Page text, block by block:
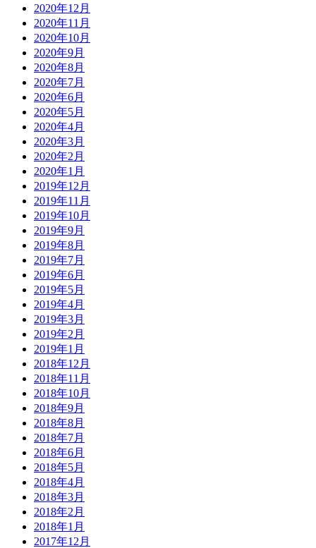
2020年12月
2020年11月
2020年10月
2020年9月
2020年8月
2020年7月
2020年6月
2020年5月
2020年4月
2020年3月
2020年2月
2020年1月
2019年12月
2019年11月
2019年10月
2019年9月
2019年8月
2019年7月
2019年6月
2019年5月
2019年4月
2019年3月
2019年2月
2019年1月
2018年12月
2018年11月
2018年10月
2018年9月
2018年8月
2018年7月
2018年6月
2018年5月
2018年4月
2018年3月
2018年2月
2018年1月
2017年12月